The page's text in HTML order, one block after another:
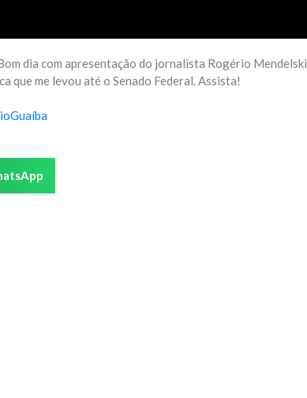
dia com apresentação do jornalista Rogério Mendelski
que me levou até o Senado Federal. Assista!